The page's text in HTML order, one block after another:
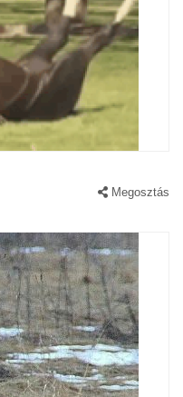
Megosztás